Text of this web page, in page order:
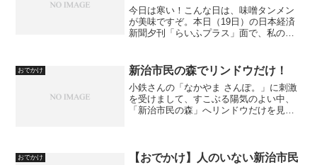
今日は寒い！こんな日は、味噌タンメン
が美味ですぞ。本日（19日）の日本経済
新聞夕刊「らいふプラス」面で、私の好
方面を眺めたものですね。すぐにわかり
ます。
おでかけ 新治市民の森でリンドウだけ！
小鉄さんの「なかやま さんぽ。」に刺激
を受けまして、すこぶる陽気のよい中、
「新治市民の森」へリンドウだけを見に
おでかけ
【おでかけ】人のいない新治市民